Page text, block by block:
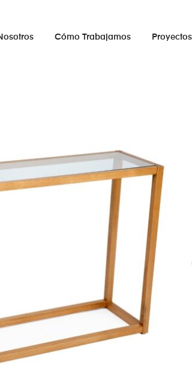
Cómo Trabajamos Proyectos